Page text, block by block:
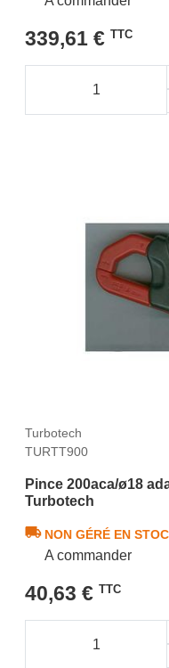
339,61 € TTC
Turbotech
TURTT900
Pince 200aca/ø18
Turbotech
NON GÉRÉ EN
A commander
40,63 € TTC